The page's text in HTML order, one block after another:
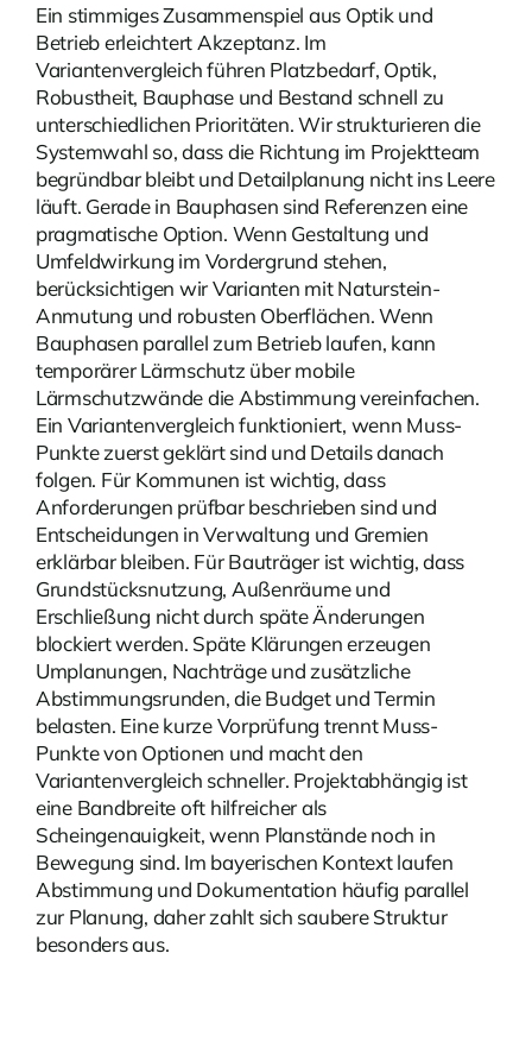
Ein stimmiges Zusammenspiel aus Optik und
Betrieb erleichtert Akzeptanz. Im
Variantenvergleich führen Platzbedarf, Optik,
Robustheit, Bauphase und Bestand schnell zu
unterschiedlichen Prioritäten. Wir strukturieren die
Systemwahl so, dass die Richtung im Projektteam
begründbar bleibt und Detailplanung nicht ins Leere
läuft. Gerade in Bauphasen sind Referenzeneine
pragmatische Option. Wenn Gestaltung und
Umfeldwirkung im Vordergrund stehen,
berücksichtigen wir Varianten mit Naturstein-
Anmutung und robusten Oberflächen. Wenn
Bauphasen parallel zum Betrieb laufen, kann
temporärer Lärmschutz über mobile
Lärmschutzwände die Abstimmung vereinfachen.
Ein Variantenvergleich funktioniert, wenn Muss-
Punkte zuerst geklärt sind und Details danach
folgen. Für Kommunen ist wichtig, dass
Anforderungen prüfbar beschrieben sind und
Entscheidungen in Verwaltung und Gremien
erklärbar bleiben. Für Bauträger ist wichtig, dass
Grundstücksnutzung, Außenräume und
Erschließung nicht durch späte Änderungen
blockiert werden. Späte Klärungen erzeugen
Umplanungen, Nachträge und zusätzliche
Abstimmungsrunden, die Budget und Termin
belasten. Eine kurze Vorprüfung trennt Muss-
Punkte von Optionen und macht den
Variantenvergleich schneller. Projektabhängig ist
eine Bandbreite oft hilfreicher als
Scheingenauigkeit, wenn Planstände noch in
Bewegung sind. Im bayerischen Kontext laufen
Abstimmung und Dokumentation häufig parallel
zur Planung, daher zahlt sich saubere Struktur
besonders aus.